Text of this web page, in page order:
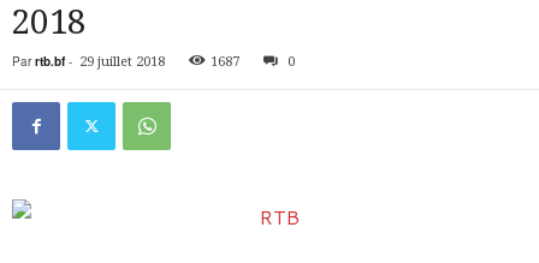
2018
Par rtb.bf- 29 juillet 2018 1687 0